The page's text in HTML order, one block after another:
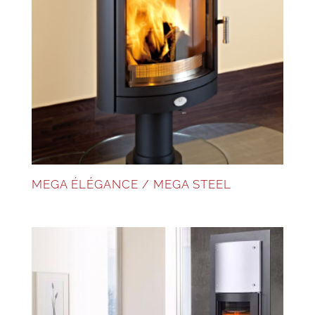
MEGA ÉLÉGANCE / MEGA STEEL